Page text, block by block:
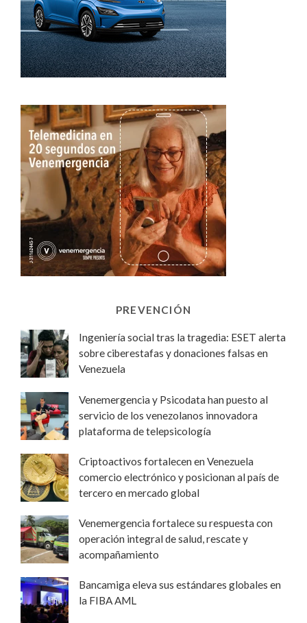
PREVENCIÓN
Ingeniería social tras la tragedia: ESET alerta
sobre ciberestafas y donaciones falsas en
Venezuela
Venemergencia y Psicodata han puesto al
servicio de los venezolanos innovadora
plataforma de telepsicología
Criptoactivos fortalecen en Venezuela
comercio electrónico y posicionan al país de
tercero en mercado global
Venemergencia fortalece su respuesta con
operación integral de salud, rescate y
acompañamiento
Bancamiga eleva sus estándares globales en
la FIBA AML